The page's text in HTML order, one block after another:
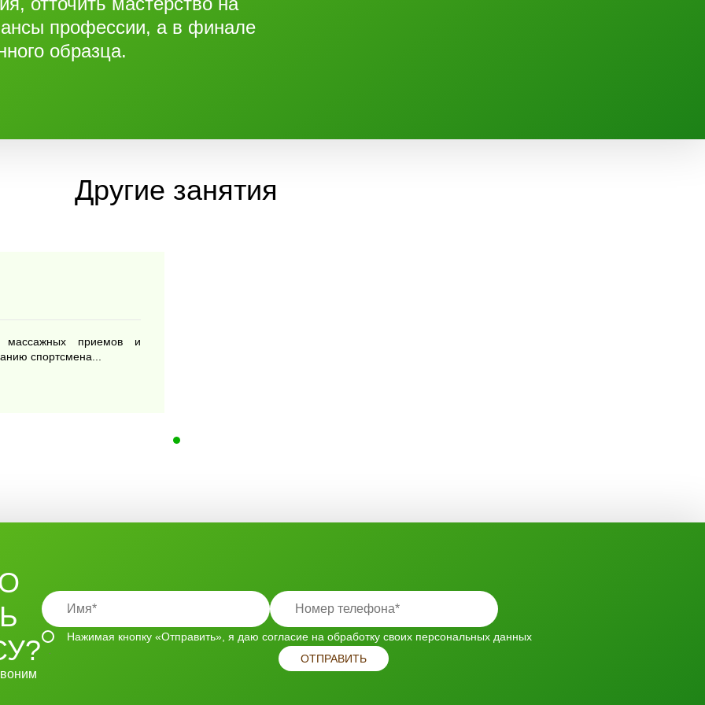
Считается, что даже фибромиалгия - а от
начинается с триггерных точек.
что они обычно вызывают боль в каком-
методов устранения боли основаны на
точек, работа с первопричиной
и определение состояния мышц (тонус,
определять гипо- и гипертонус мышц,
точки или миофасциального синдрома.
профессии, а в финале
образца.
Другие занятия
массажных приемов и
спортсмена...
Нажимая кнопку «Отправить», я даю согласие на обработку своих персональных данных
ОТПРАВИТЬ